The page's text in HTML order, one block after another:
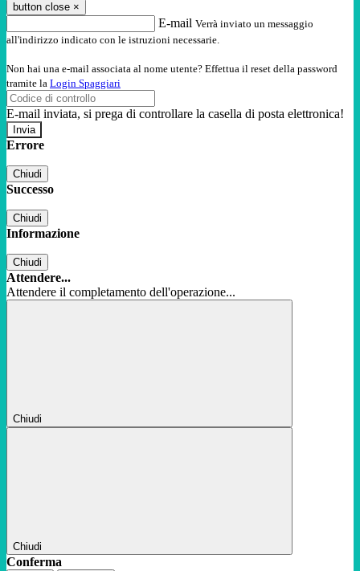
button close ×
E-mail Verrà inviato un messaggio
all'indirizzo indicato con le istruzioni necessarie.
Non hai una e-mail associata al nome utente? Effettua il reset della password
tramite la Login Spaggiari
E-mail inviata, si prega di controllare la casella di posta elettronica!
Errore
Chiudi
Successo
Chiudi
Informazione
Chiudi
Attendere...
Attendere il completamento dell'operazione...
Chiudi
Chiudi
Conferma